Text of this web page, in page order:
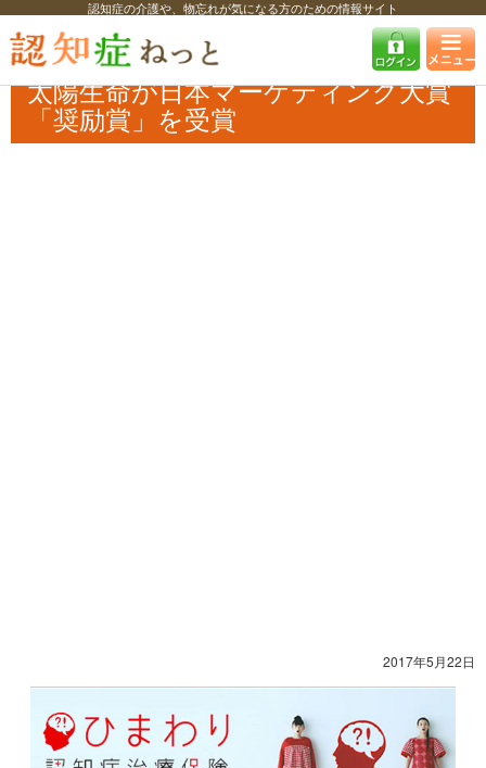
認知症の介護や、物忘れが気になる方のための情報サイト
認知症ねっと 認知症最新ニュース 自治体・企業
太陽生命が日本マー
ケティング大賞「奨励賞」を受賞
太陽生命が日本マーケティング大賞
「奨励賞」を受賞
2017年5月22日